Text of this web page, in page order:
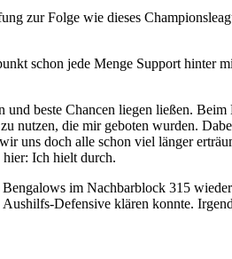
Ewigkeit.
zur Folge wie dieses
schon jede Menge Support hinter
beste Chancen liegen ließen.
nutzen, die mir geboten wurden.
uns doch alle schon viel länger
Ich hielt durch.
im Nachbarblock 315
Defensive klären konnte.